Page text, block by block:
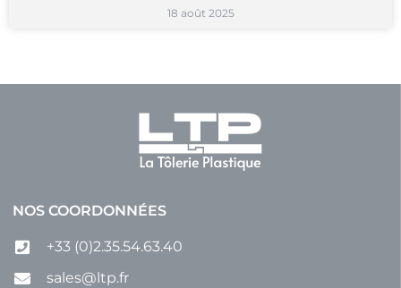
18 août 2025
NOS COORDONNÉES
+33 (0)2.35.54.63.40
sales@ltp.fr